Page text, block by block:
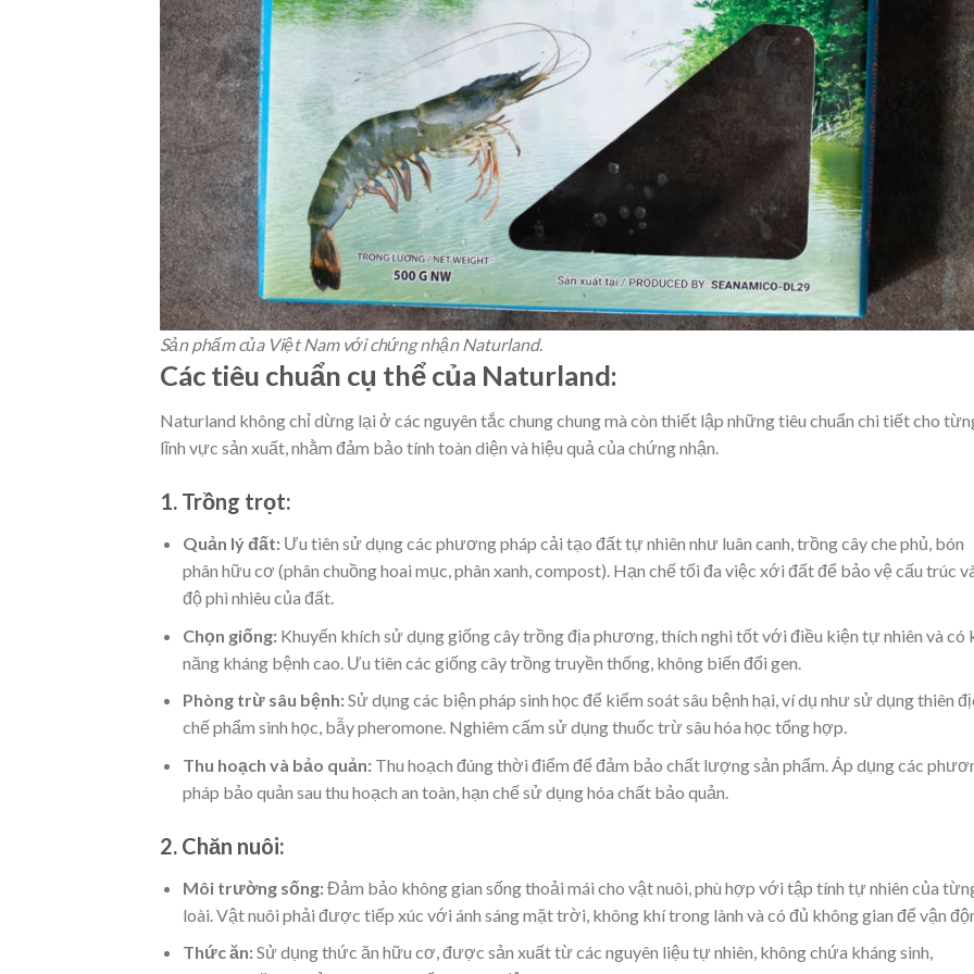
Sản phẩm của Việt Nam với chứng nhận Naturland.
Các tiêu chuẩn cụ thể của Naturland:
Naturland không chỉ dừng lại ở các nguyên tắc chung chung mà còn thiết lập những tiêu chuẩn chi tiết cho
lĩnh vực sản xuất, nhằm đảm bảo tính toàn diện và hiệu quả của chứng nhận.
1. Trồng trọt:
Quản lý đất:Ưu tiên sử dụng các phương pháp cải tạo đất tự nhiên như luân canh, trồng cây che phủ, bón
phân hữu cơ (phân chuồng hoai mục, phân xanh, compost). Hạn chế tối đa việc xới đất để bảo vệ cấu trúc
độ phì nhiêu của đất.
Chọn giống:Khuyến khích sử dụng giống cây trồng địa phương, thích nghi tốt với điều kiện tự nhiên và có
năng kháng bệnh cao. Ưu tiên các giống cây trồng truyền thống, không biến đổi gen.
Phòng trừ sâu bệnh:Sử dụng các biện pháp sinh học để kiểm soát sâu bệnh hại, ví dụ như sử dụng thiên
chế phẩm sinh học, bẫy pheromone. Nghiêm cấm sử dụng thuốc trừ sâu hóa học tổng hợp.
Thu hoạch và bảo quản:Thu hoạch đúng thời điểm để đảm bảo chất lượng sản phẩm. Áp dụng các
pháp bảo quản sau thu hoạch an toàn, hạn chế sử dụng hóa chất bảo quản.
2. Chăn nuôi:
Môi trường sống:Đảm bảo không gian sống thoải mái cho vật nuôi, phù hợp với tập tính tự nhiên của
loài. Vật nuôi phải được tiếp xúc với ánh sáng mặt trời, không khí trong lành và có đủ không gian để vận
Thức ăn:Sử dụng thức ăn hữu cơ, được sản xuất từ các nguyên liệu tự nhiên, không chứa kháng sinh,